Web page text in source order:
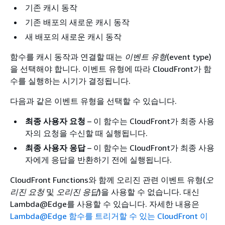
기존 캐시 동작
기존 배포의 새로운 캐시 동작
새 배포의 새로운 캐시 동작
함수를 캐시 동작과 연결할 때는 이벤트 유형(event type)
을 선택해야 합니다. 이벤트 유형에 따라 CloudFront가 함
수를 실행하는 시기가 결정됩니다.
다음과 같은 이벤트 유형을 선택할 수 있습니다.
최종 사용자 요청 – 이 함수는 CloudFront가 최종 사용
자의 요청을 수신할 때 실행됩니다.
최종 사용자 응답– 이 함수는 CloudFront가 최종 사용
자에게 응답을 반환하기 전에 실행됩니다.
CloudFront Functions와 함께 오리진 관련 이벤트 유형(오
리진 요청및 오리진 응답)을 사용할 수 없습니다. 대신
Lambda@Edge를 사용할 수 있습니다. 자세한 내용은
Lambda@Edge 함수를 트리거할 수 있는 CloudFront 이